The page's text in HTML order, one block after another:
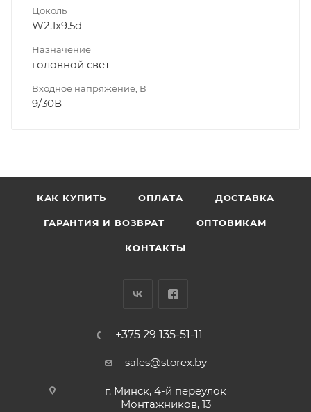
Цоколь
W2.1x9.5d
Назначение
головной свет
Входное напряжение, В
9/30В
КАК КУПИТЬ ОПЛАТА ДОСТАВКА
ГАРАНТИЯ И ВОЗВРАТ ОПТОВИКАМ
КОНТАКТЫ
+375 29 135-51-11
sales@storex.by
г. Минск, 4-й переулок
Монтажников, 13